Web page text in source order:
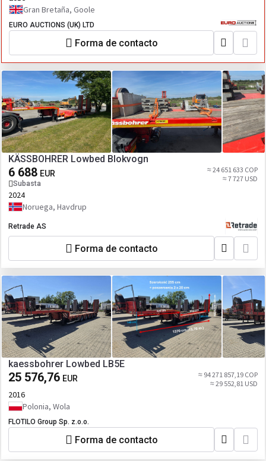
Gran Bretaña, Goole
EURO AUCTIONS (UK) LTD
Forma de contacto
KÄSSBOHRER Lowbed Blokvogn
6 688 EUR
Subasta
≈ 24 651 633 COP
≈ 7 727 USD
2024
Noruega, Havdrup
Retrade AS
Forma de contacto
kaessbohrer Lowbed LB5E
25 576,76 EUR
≈ 94 271 857,19 COP
≈ 29 552,81 USD
2016
Polonia, Wola
FLOTILO Group Sp. z.o.o.
Forma de contacto